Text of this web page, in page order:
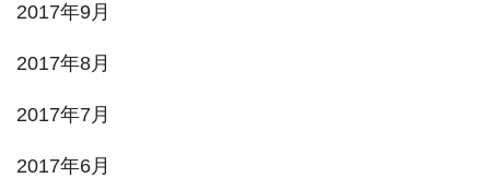
2017年9月
2017年8月
2017年7月
2017年6月